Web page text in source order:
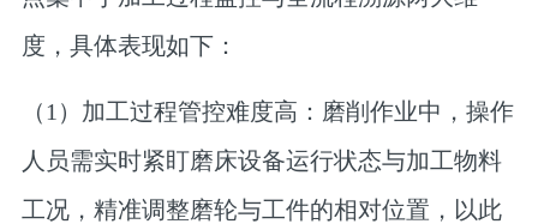
度，具体表现如下：
（1）加工过程管控难度高： 磨削作业中，操作
人员需实时紧盯磨床设备运行状态与加工物料
工况，精准调整磨轮与工件的相对位置，以此